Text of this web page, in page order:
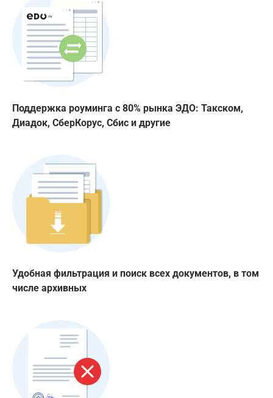
Поддержка роуминга с 80% рынка ЭДО: Такском,
Диадок, СберКорус, Сбис и другие
Удобная фильтрация и поиск всех документов, в том
числе архивных